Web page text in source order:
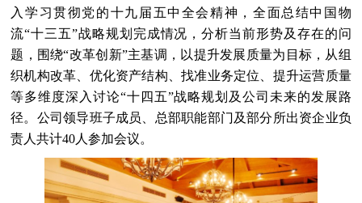
入学习贯彻党的十九届五中全会精神，全面总结中国物
流“十三五”战略规划完成情况，分析当前形势及存在的问
题，围绕“改革创新”主基调，以提升发展质量为目标，从组
织机构改革、优化资产结构、找准业务定位、提升运营质量
等多维度深入讨论“十四五”战略规划及公司未来的发展路
径。公司领导班子成员、总部职能部门及部分所出资企业负
责人共计40人参加会议。